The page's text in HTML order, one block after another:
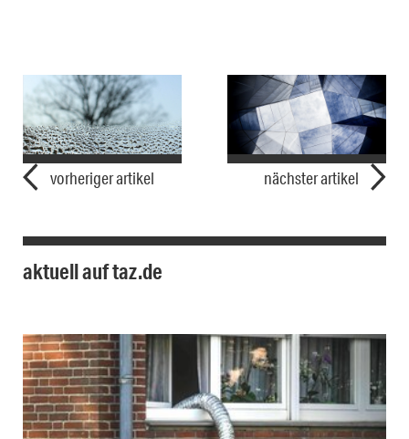
vorheriger artikel nächster artikel
aktuell auf taz.de